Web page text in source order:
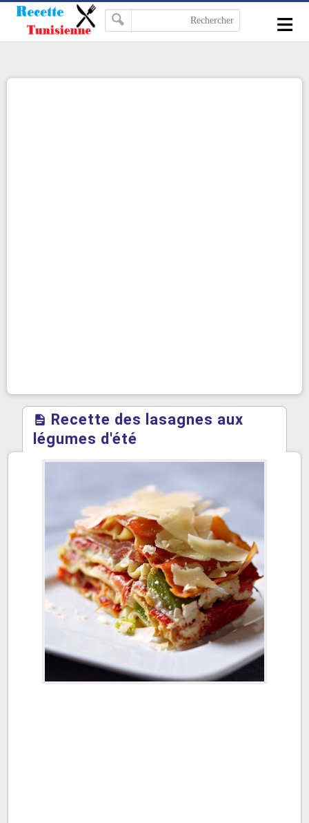
≡
Recette des lasagnes aux
légumes d'été